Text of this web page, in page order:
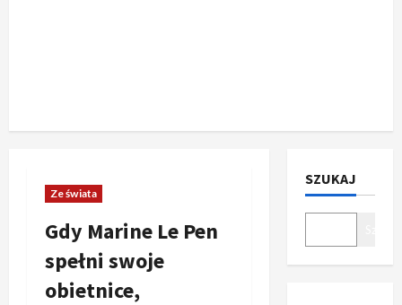
Ze świata
Gdy Marine Le Pen
spełni swoje
obietnice,
SZUKAJ